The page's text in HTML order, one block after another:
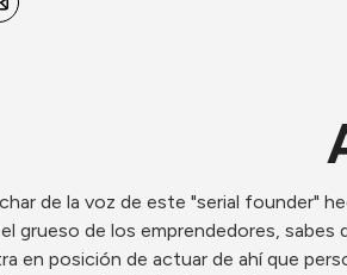
de la voz de este "serial founder"
grueso de los emprendedores, sabes
en posición de actuar de ahí que